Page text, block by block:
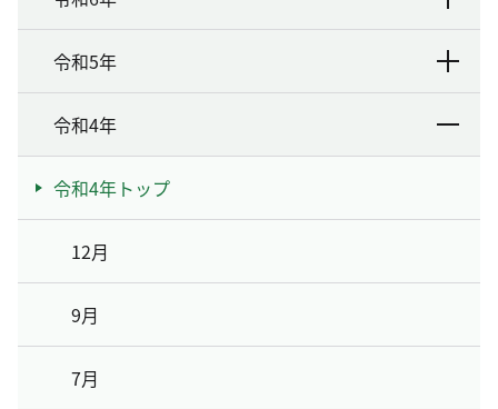
令和5年
令和4年
令和4年トップ
12月
9月
7月